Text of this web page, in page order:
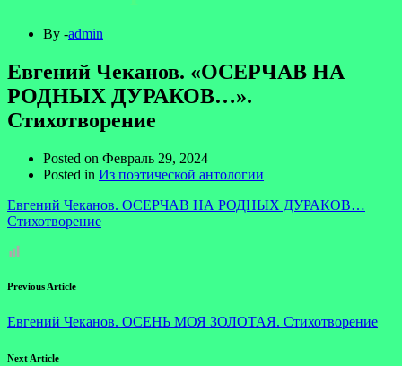
By -admin
Евгений Чеканов. «ОСЕРЧАВ НА
РОДНЫХ ДУРАКОВ…».
Стихотворение
Posted on Февраль 29, 2024
Posted in Из поэтической антологии
Евгений Чеканов. ОСЕРЧАВ НА РОДНЫХ ДУРАКОВ…
Стихотворение
Previous Article
Евгений Чеканов. ОСЕНЬ МОЯ ЗОЛОТАЯ. Стихотворение
Next Article